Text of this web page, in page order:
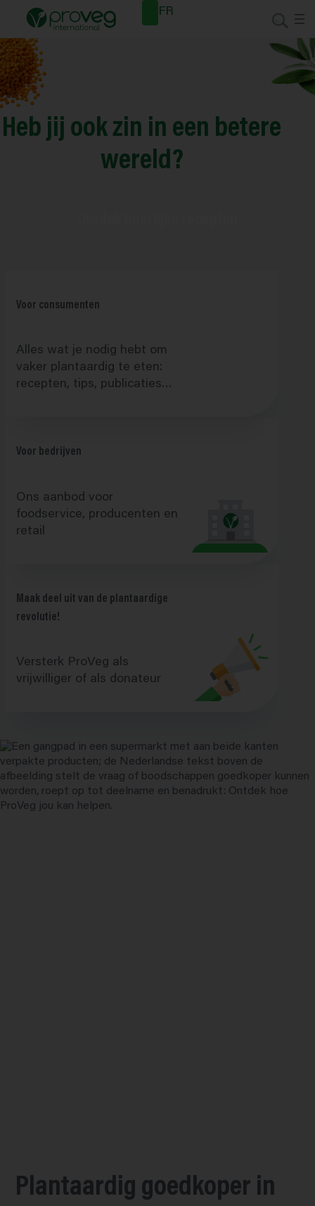
FR
Heb jij ook zin in een betere
wereld?
Voor consumenten
Alles wat je nodig hebt om
vaker plantaardig te eten:
recepten, tips, publicaties…
Voor bedrijven
Ons aanbod voor
foodservice, producenten en
retail
Maak deel uit van de plantaardige
revolutie!
Versterk ProVeg als
vrijwilliger of als donateur
Plantaardig goedkoper in